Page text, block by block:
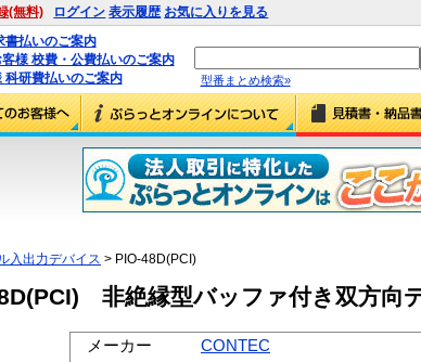
(無料) ログイン 表示履歴 お気に入りを見る
書払いのご案内
様 校費・公費払いのご案内
科研費払いのご案内
型番まとめ検索»
入出力デバイス > PIO-48D(PCI)
非絶縁型バッファ付き双方向
メーカー
CONTEC